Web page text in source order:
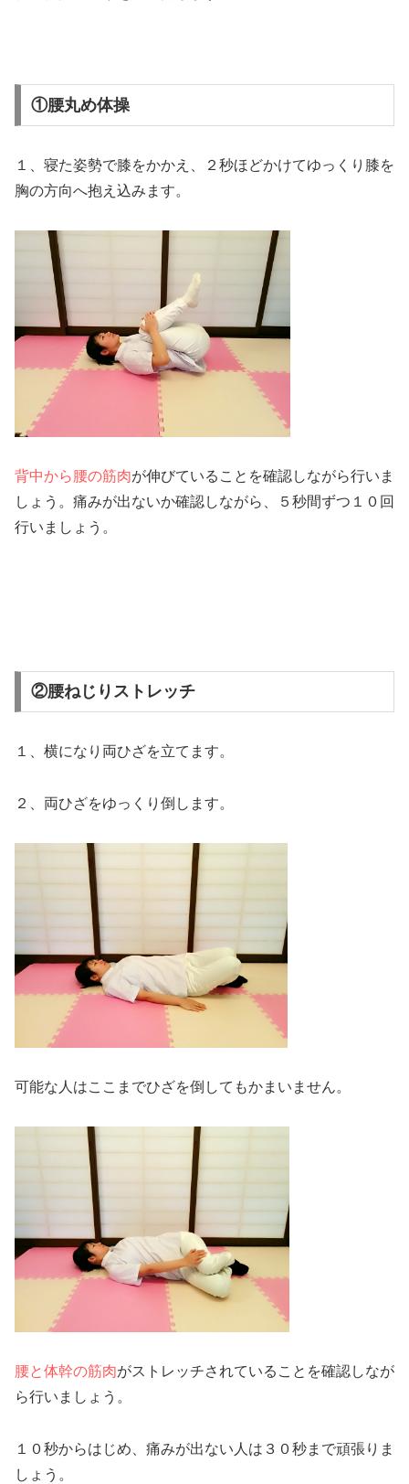
①腰丸め体操
１、寝た姿勢で膝をかかえ、２秒ほどかけてゆっくり膝を
胸の方向へ抱え込みます。
背中から腰の筋肉が伸びていることを確認しながら行いま
しょう。痛みが出ないか確認しながら、５秒間ずつ１０回
行いましょう。
②腰ねじりストレッチ
１、横になり両ひざを立てます。
２、両ひざをゆっくり倒します。
可能な人はここまでひざを倒してもかまいません。
腰と体幹の筋肉がストレッチされていることを確認しなが
ら行いましょう。
１０秒からはじめ、痛みが出ない人は３０秒まで頑張りま
しょう。